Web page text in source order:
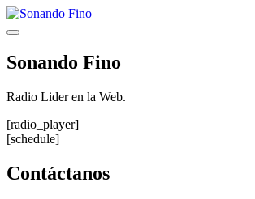
Saltar
al
Menú
Sonando Fino
Radio Lider en la Web.
[radio_player]
[schedule]
Contáctanos